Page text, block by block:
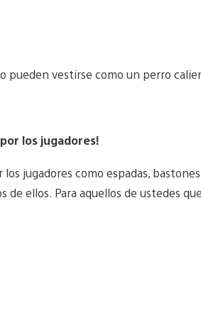
pueden vestirse como un perro
los jugadores!
jugadores como espadas,
ellos. Para aquellos de ustedes